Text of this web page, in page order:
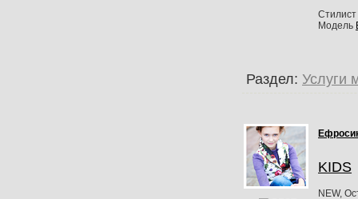
Стилист
Модель
Раздел: Услуги
KIDS
NEW,